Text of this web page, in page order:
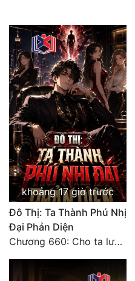
Vô Địch Lưu
Xây Dựng Thế Lực
Đam Mỹ
Đẹp
Đẹp Hiệp
Tính Cách Nhân Vật :
Cơ Trí
Sát Phạt Quyết Đoán
Vô Sỉ
khoảng 17 giờ trước
Đô Thị: Ta Thành Phú Nhị
Đại Phản Diện
Chương 660: Cho ta lưu lại